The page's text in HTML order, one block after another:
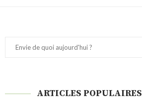
ARTICLES POPULAIRES